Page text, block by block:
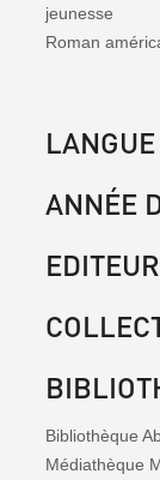
jeunesse
Roman
LANGUE
ANNÉE
EDITEUR
Bibliothèque
Médiathèque